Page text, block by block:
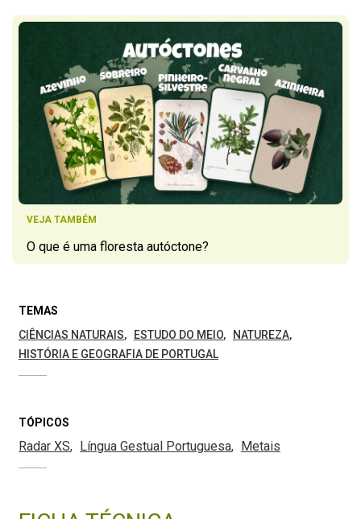
VEJA TAMBÉM
O que é uma floresta autóctone?
TEMAS
CIÊNCIAS NATURAIS
ESTUDO DO MEIO
NATUREZA
HISTÓRIA E GEOGRAFIA DE PORTUGAL
TÓPICOS
Radar XS Língua Gestual Portuguesa Metais